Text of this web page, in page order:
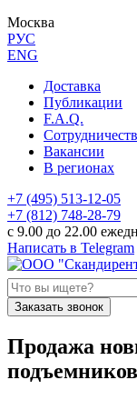
Москва
РУС
ENG
Доставка
Публикации
F.A.Q.
Вакансии
В регионах
+7 (495) 513-12-05
+7 (812) 748-28-79
с 9.00 до 22.00
Написать в Telegram
Заказать звонок
Продажа
подъемников